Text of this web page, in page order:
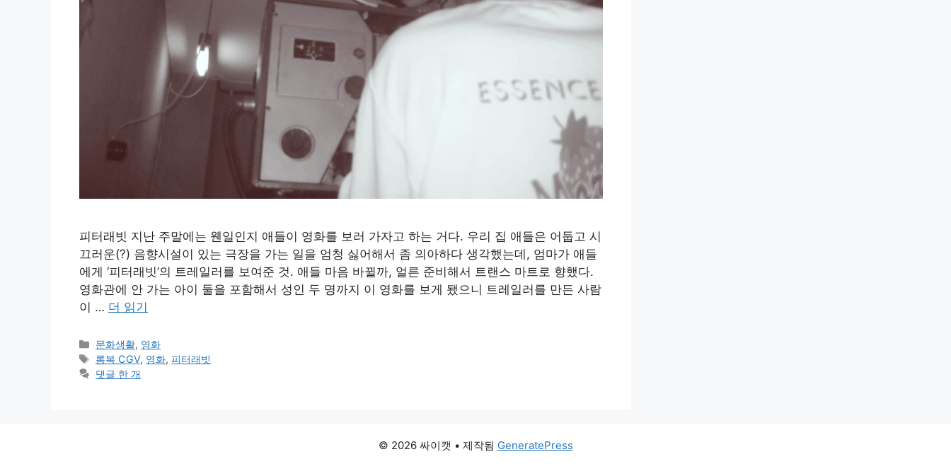
피터래빗 지난 주말에는 웬일인지 애들이 영화를 보러 가자고 하는 거다. 우리 집 애들은 어둡고 시
끄러운(?) 음향시설이 있는 극장을 가는 일을 엄청 싫어해서 좀 의아하다 생각했는데, 엄마가 애들
에게 ‘피터래빗’의 트레일러를 보여준 것. 애들 마음 바뀔까, 얼른 준비해서 트랜스 마트로 향했다.
영화관에 안 가는 아이 둘을 포함해서 성인 두 명까지 이 영화를 보게 됐으니 트레일러를 만든 사람
이 … 더 읽기
카
테
고
문화생활, 영화
태
그
롬복 CGV, 영화,피터래빗
댓글 한 개
© 2026 싸이캣 • 제작됨 GeneratePress